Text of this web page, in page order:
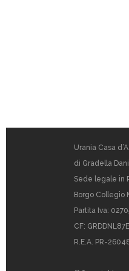
Urania Casa
di Gradella
Sede legale in
Borgo Collegio
Partita Iva:
CF:
R.E.A. PR-